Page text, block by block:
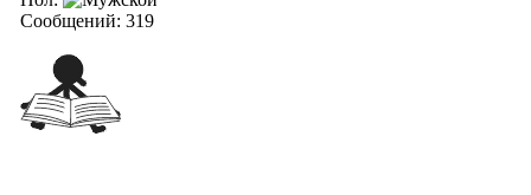
Сообщений: 319